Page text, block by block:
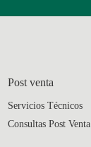
Post venta
Servicios Técnicos
Consultas Post Venta